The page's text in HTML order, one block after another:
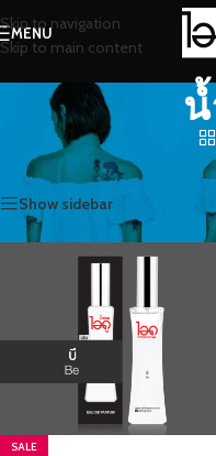
Skip to navigation
Skip to main content
MENU
หน้าหลัก/สินค้าที่มีป้ายกำกับ “น้ำ
Show sidebar
SALE